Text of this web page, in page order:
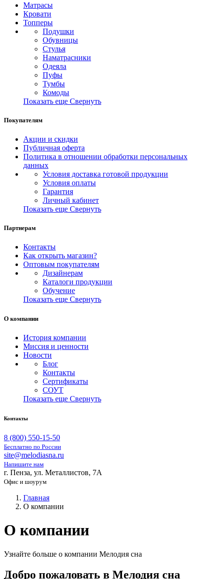
Матрасы
Кровати
Топперы
Подушки
Обувницы
Стулья
Наматрасники
Одеяла
Пуфы
Тумбы
Комоды
Показать еще Свернуть
Покупателям
Акции и скидки
Публичная оферта
Политика в отношении обработки персональных
данных
Условия доставка готовой продукции
Условия оплаты
Гарантия
Личный кабинет
Показать еще Свернуть
Партнерам
Контакты
Как открыть магазин?
Оптовым покупателям
Дизайнерам
Каталоги продукции
Обучение
Показать еще Свернуть
О компании
История компании
Миссия и ценности
Новости
Блог
Контакты
Сертификаты
СОУТ
Показать еще Свернуть
Контакты
8 (800) 550-15-50
Бесплатно по России
site@melodiasna.ru
Напишите нам
г. Пенза, ул. Металлистов, 7А
Офис и шоурум
Главная
О компании
О компании
Узнайте больше о компании Мелодия сна
Добро пожаловать в Мелодия сна